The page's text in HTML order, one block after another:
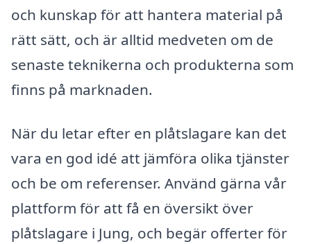
och kunskap för att hantera material på
rätt sätt, och är alltid medveten om de
senaste teknikerna och produkterna som
finns på marknaden.
När du letar efter en plåtslagare kan det
vara en god idé att jämföra olika tjänster
och be om referenser. Använd gärna vår
plattform för att få en översikt över
plåtslagare i Jung, och begär offerter för